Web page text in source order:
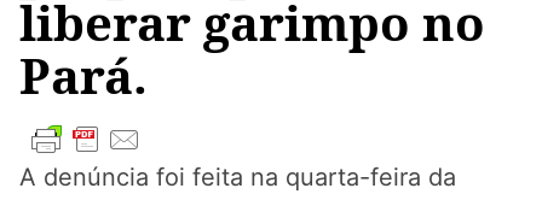
liberar garimpo no
Pará.
A denúncia foi feita na quarta-feira da